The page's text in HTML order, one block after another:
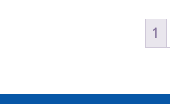
1